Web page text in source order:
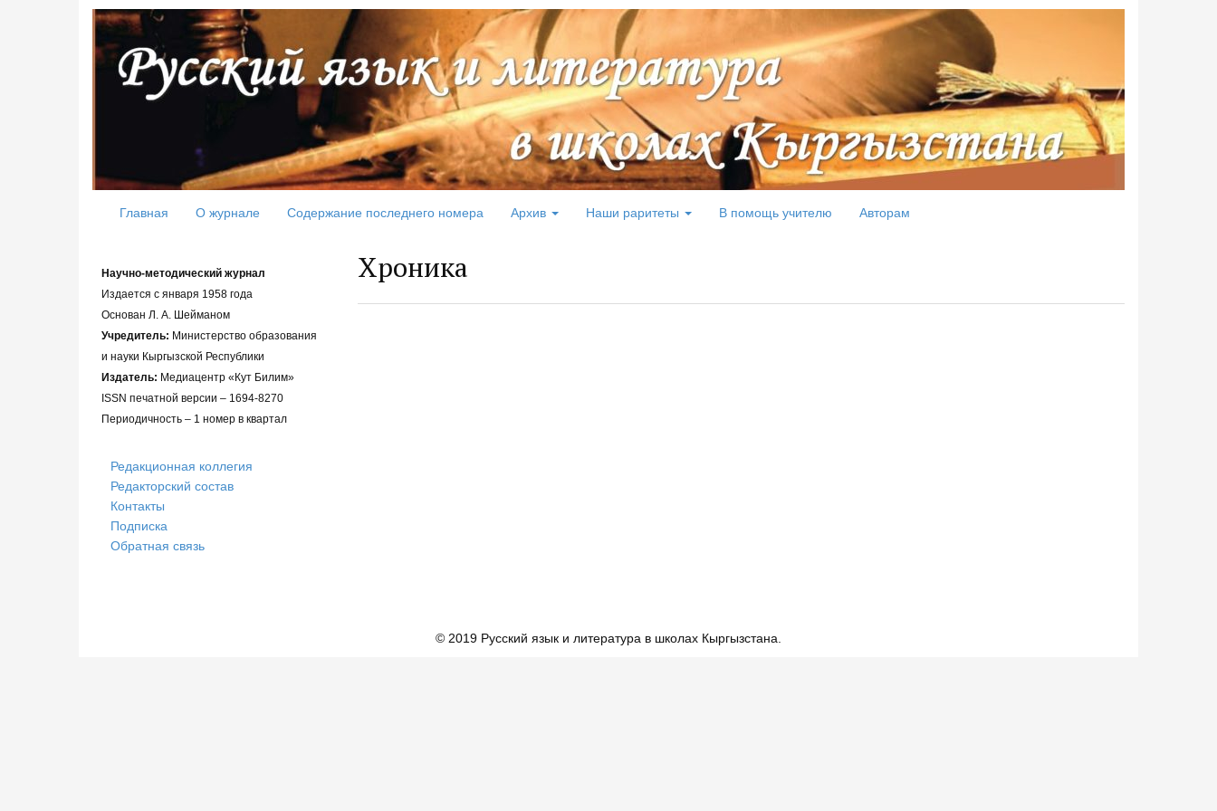
Главная О журнале Содержание последнего номера Архив Наши раритеты В помощь учителю Авторам
Хроника
Научно-методический журнал
Издается с января 1958 года
Основан Л. А. Шейманом
Учредитель: Министерство образования
и науки Кыргызской Республики
Издатель: Медиацентр «Кут Билим»
ISSN печатной версии – 1694-8270
Периодичность – 1 номер в квартал
Редакционная коллегия
Редакторский состав
Контакты
Подписка
Обратная связь
© 2019 Русский язык и литература в школах Кыргызстана.